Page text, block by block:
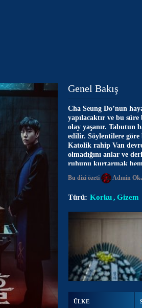
Genel Bakış
Cha Seung Do’nun
yapılacaktır ve bu süre
olay yaşanır. Tabutun
edilir. Söylentilere göre
Katolik rahip Van
olmadığını anlar ve
ruhunu kurtarmak hem
korku ve çaresizlik iç
Bu dizi özeti Admin
Türü: Korku Gizem
ÜLKE